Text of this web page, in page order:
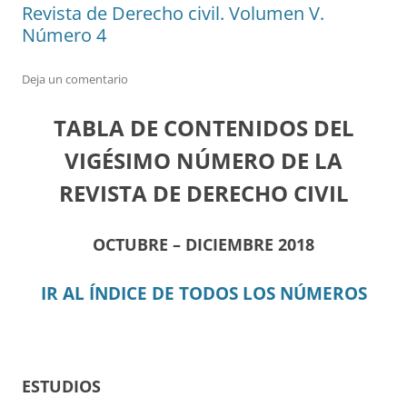
Revista de Derecho civil. Volumen V.
Número 4
Deja un comentario
TABLA DE CONTENIDOS DEL
VIGÉSIMO NÚMERO DE LA
REVISTA DE DERECHO CIVIL
OCTUBRE – DICIEMBRE 2018
IR AL ÍNDICE DE TODOS LOS NÚMEROS
ESTUDIOS